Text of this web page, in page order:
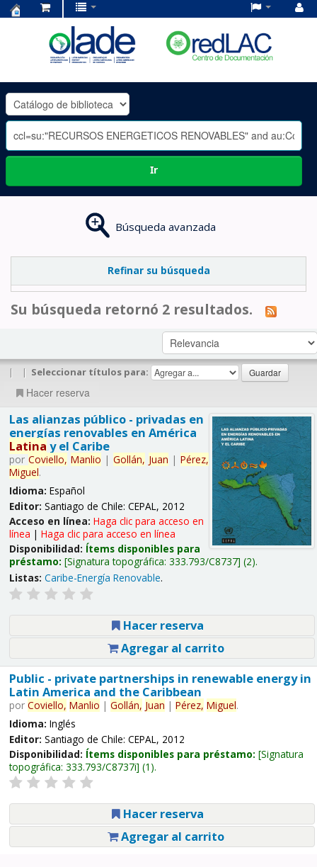
OLADE
-
Ir
Búsqueda avanzada
Refinar su búsqueda
Su búsqueda retornó 2 resultados.
| | Seleccionar títulos para:
Hacer reserva
Las alianzas público - privadas en
energías renovables en América
Latina y el Caribe
por Coviello, Manlio | Gollán, Juan | Pérez,
Miguel.
Idioma: Español
Editor: Santiago de Chile: CEPAL, 2012
Acceso en línea: Haga clic para acceso en
línea | Haga clic para acceso en línea
Disponibilidad: Ítems disponibles para
préstamo: Signatura topográfica: 333.793/C8737 (2).
Listas: Caribe-Energía Renovable.
Hacer reserva
Agregar al carrito
Public - private partnerships in renewable energy in
Latin America and the Caribbean
por Coviello, Manlio | Gollán, Juan | Pérez, Miguel.
Idioma: Inglés
Editor: Santiago de Chile: CEPAL, 2012
Disponibilidad: Ítems disponibles para préstamo: Signatura
topográfica: 333.793/C8737i (1).
Hacer reserva
Agregar al carrito